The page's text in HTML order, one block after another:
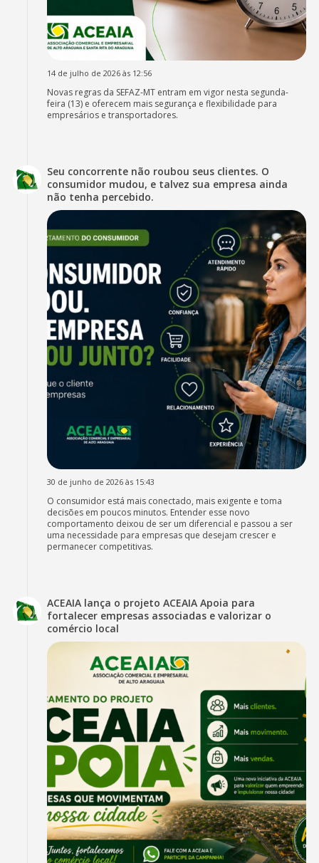
14 de julho de 2026 às 12:56
Novas regras da SEFAZ-MT entram em vigor nesta segunda-
feira (13) e oferecem mais segurança e flexibilidade para
empresários e transportadores.
Seu concorrente não roubou seus clientes. O
consumidor mudou, e talvez sua empresa ainda
não tenha percebido.
30 de junho de 2026 às 15:43
O consumidor está mais conectado, mais exigente e toma
decisões em poucos minutos. Entender esse novo
comportamento deixou de ser um diferencial e passou a ser
uma necessidade para empresas que desejam crescer e
permanecer competitivas.
ACEAIA lança o projeto ACEAIA Apoia para
fortalecer empresas associadas e valorizar o
comércio local